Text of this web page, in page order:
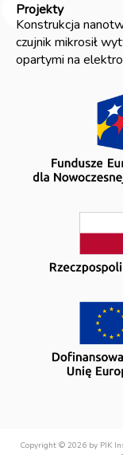
Projekty
Konstrukcja
czujnik mikrosił
opartymi na
Copyright © 2026 by PIK